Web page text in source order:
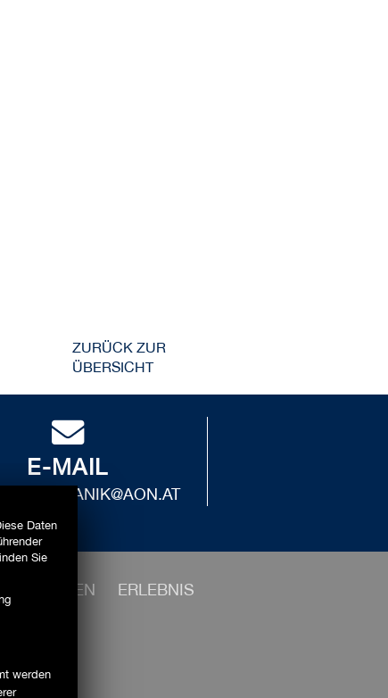
ZURÜCK ZUR
ÜBERSICHT
E-MAIL
ERLEBNIS
Daten
Sie
werden